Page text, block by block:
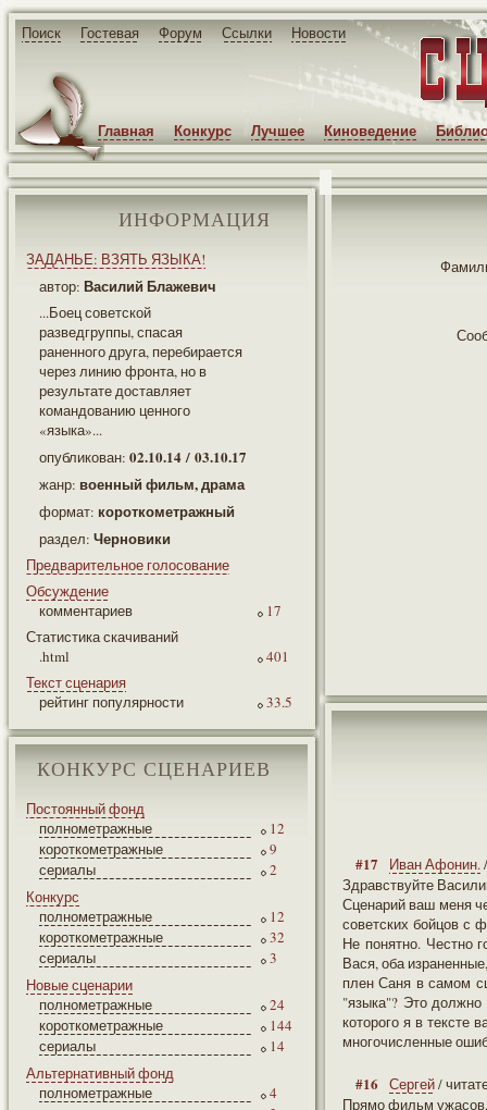
Поиск Гостевая Форум Ссылки Новости
Главная Конкурс Лучшее Киноведение
ИНФОРМАЦИЯ
ЗАДАНЬЕ: ВЗЯТЬ ЯЗЫКА!
автор: Василий Блажевич
...Боец советской
разведгруппы, спасая
раненного друга, перебирается
через линию фронта, но в
результате доставляет
командованию ценного
«языка»...
опубликован: 02.10.14 / 03.10.17
жанр: военный фильм, драма
формат: короткометражный
раздел: Черновики
Предварительное голосование
Обсуждение
комментариев
17
Статистика скачиваний
.html
401
Текст сценария
рейтинг популярности
33.5
КОНКУРС СЦЕНАРИЕВ
Постоянный фонд
полнометражные
12
короткометражные
9
сериалы
2
Конкурс
полнометражные
12
короткометражные
32
сериалы
3
Новые сценарии
полнометражные
24
короткометражные
144
сериалы
14
Альтернативный фонд
полнометражные
4
#17 Иван Афонин.
Здравствуйте
Сценарий ваш меня
советских бойцов с
Не понятно. Честно
Вася, оба
плен Саня в самом
"языка"? Это должно
которого я в тексте
многочисленные
#16 Сергей/
Прямо фильм